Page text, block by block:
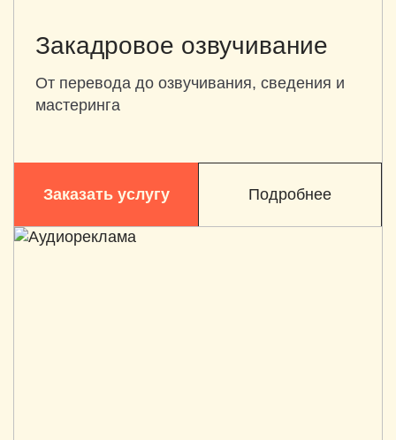
Закадровое озвучивание
От перевода до озвучивания, сведения и
мастеринга
Заказать услугу Подробнее